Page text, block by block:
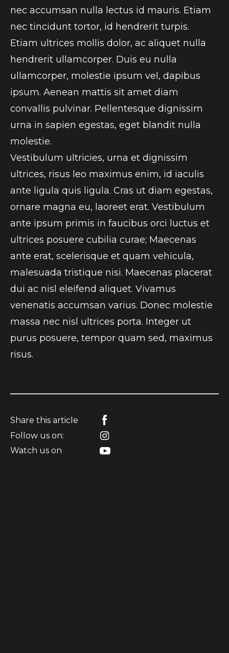
nec accumsan nulla lectus id mauris. Etiam
nec tincidunt tortor, id hendrerit turpis.
Etiam ultrices mollis dolor, ac aliquet nulla
hendrerit ullamcorper. Duis eu nulla
ullamcorper, molestie ipsum vel, dapibus
ipsum. Aenean mattis sit amet diam
convallis pulvinar. Pellentesque dignissim
urna in sapien egestas, eget blandit nulla
molestie.
Vestibulum ultricies, urna et dignissim
ultrices, risus leo maximus enim, id iaculis
ante ligula quis ligula. Cras ut diam egestas,
ornare magna eu, laoreet erat. Vestibulum
ante ipsum primis in faucibus orci luctus et
ultrices posuere cubilia curae; Maecenas
ante erat, scelerisque et quam vehicula,
malesuada tristique nisi. Maecenas placerat
dui ac nisl eleifend aliquet. Vivamus
venenatis accumsan varius. Donec molestie
massa nec nisl ultrices porta. Integer ut
purus posuere, tempor quam sed, maximus
risus.
Share this article
Follow us on:
Watch us on